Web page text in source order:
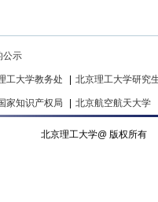
公示
工大学教务处 北京理工大学研究
家知识产权局 北京航空航天大学
北京理工大学@ 版权所有